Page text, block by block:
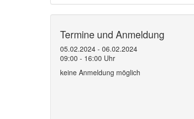
Termine und Anmeldung
05.02.2024 - 06.02.2024
09:00 - 16:00 Uhr
keine Anmeldung möglich